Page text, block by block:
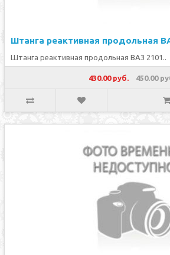
Штанга реактивная продольная
Штанга реактивная продольная ВАЗ 2101..
430.00 руб. 450.00